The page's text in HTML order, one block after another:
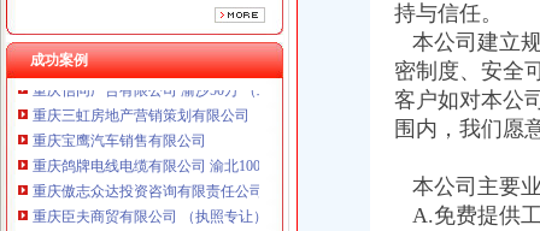
成功案例
重庆海谛升进出口贸易有限公司 渝北100万 （进出口权）
重庆奕欣锦诚商贸有限公司 渝九50万 （工商注册）
重庆信同广告有限公司 渝沙50万 （工商注册）
重庆三虹房地产营销策划有限公司
重庆宝鹰汽车销售有限公司
重庆鸽牌电线电缆有限公司 渝北10010万 (进出口权)
重庆傲志众达投资咨询有限责任公司 渝九1000万 （增资）
重庆臣夫商贸有限公司 （执照专让）
重庆卿倾商贸有限责任公司 渝江100万 （工商注册）
持与信任。
本公司建立
密制度、安全
客户如对本公
围内，我们愿
本公司主要
A.免费提供